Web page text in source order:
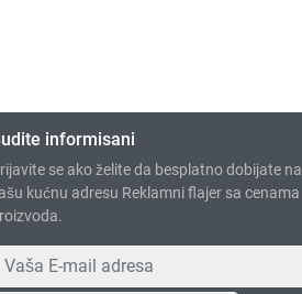
informisani
se ako želite da besplatno dobijate na
kućnu adresu Reklamni flajer sa cenama